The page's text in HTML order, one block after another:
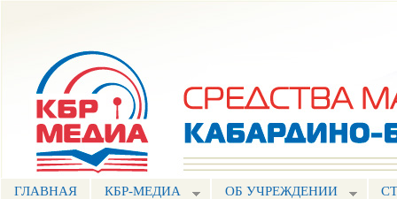
ГЛАВНАЯ КБР-МЕДИА ОБ УЧРЕЖДЕНИИ